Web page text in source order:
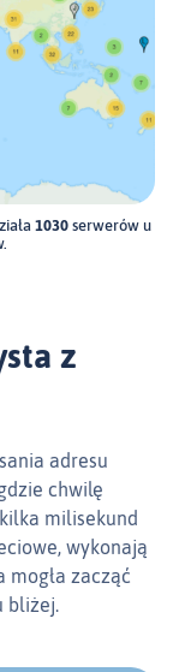
1030 serwerów u
z
adresu
chwilę
milisekund
wykonają
mogła zacząć
bliżej.